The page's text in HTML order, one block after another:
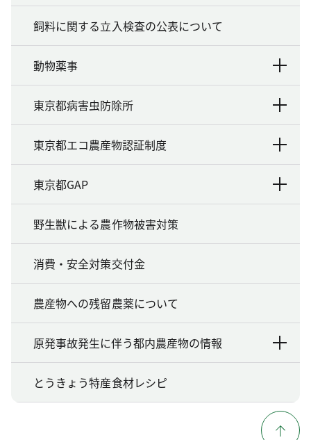
飼料に関する立入検査の公表について
動物薬事
東京都病害虫防除所
東京都エコ農産物認証制度
東京都GAP
野生獣による農作物被害対策
消費・安全対策交付金
農産物への残留農薬について
原発事故発生に伴う都内農産物の情報
とうきょう特産食材レシピ